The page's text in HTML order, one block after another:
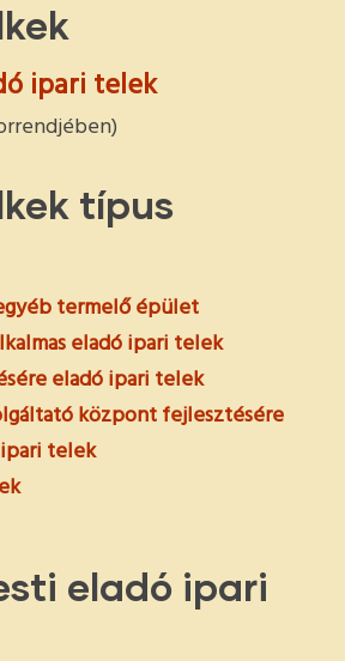
ipari telek
típus
termelő épület
eladó ipari telek
eladó ipari telek
központ fejlesztésére
telek
eladó ipari